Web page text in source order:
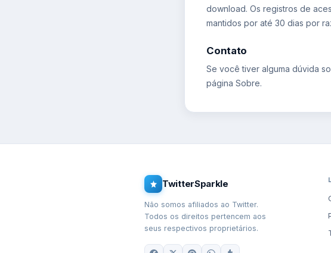
download. Os registros de
mantidos por até 30 dias por
Contato
Se você tiver alguma dúvida
página Sobre.
TwitterSparkle
Não somos afiliados ao Twitter.
Todos os direitos pertencem aos
seus respectivos proprietários.